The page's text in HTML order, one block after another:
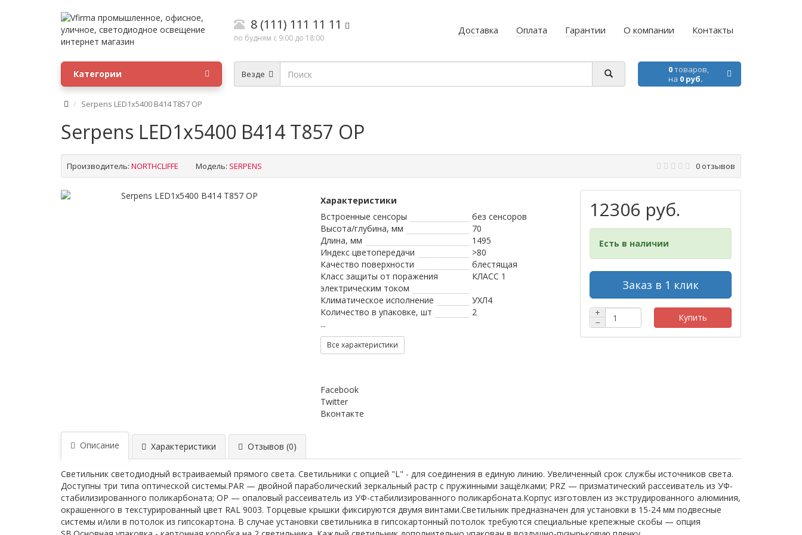
8 (111) 111 11 11
по будням с 9:00 до 18:00
Доставка Оплата Гарантии О компании Контакты
Везде 0товаров,
на 0 руб.
Категории
Serpens LED1x5400 B414 T857 OP
Serpens LED1x5400 B414 T857 OP
Производитель: NORTHCLIFFE Модель: SERPENS 0 отзывов
Характеристики
Встроенные сенсоры
без сенсоров
Высота/глубина, мм
70
Длина, мм
1495
Индекс цветопередачи
>80
Качество поверхности
блестящая
Класс защиты от поражения
электрическим током
КЛАСС 1
Климатическое исполнение
УХЛ4
Количество в упаковке, шт
2
...
Все характеристики
Facebook
Twitter
Вконтакте
12306 руб.
Есть в наличии
Заказ в 1 клик
+
−
Купить
Описание Характеристики Отзывов (0)
Светильник светодиодный встраиваемый прямого света. Светильники с опцией "L" - для соединения в единую линию. Увеличенный срок службы источников света.
Доступны три типа оптической системы.PAR — двойной параболический зеркальный растр с пружинными защёлками; PRZ — призматический рассеиватель из УФ-
стабилизированного поликарбоната; OP — опаловый рассеиватель из УФ-стабилизированного поликарбоната.Корпус изготовлен из экструдированного алюминия,
окрашенного в текстурированный цвет RAL 9003. Торцевые крышки фиксируются двумя винтами.Светильник предназначен для установки в 15-24 мм подвесные
системы и/или в потолок из гипсокартона. В случае установки светильника в гипсокартонный потолок требуются специальные крепежные скобы — опция